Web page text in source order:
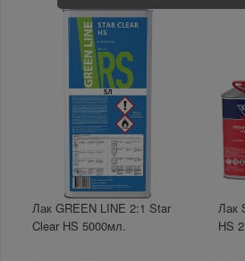
Лак GREEN LINE 2:1 Star
Clear HS 5000мл.
Лак
HS